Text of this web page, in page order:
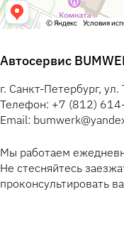
Автосервис
г. Санкт-Петербург,
Телефон: +7 (812)
Email:
Мы работаем
Не стесняйтесь
проконсультировать